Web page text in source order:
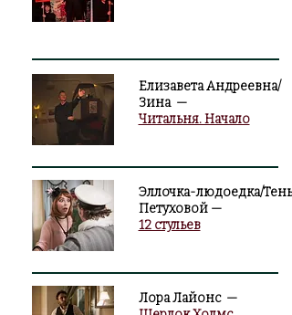
Елизавета Андреевна/
Зина —
Читальня. Начало
Эллочка-людоедка/Тень
Петуховой —
12 стульев
Лора Лайонс —